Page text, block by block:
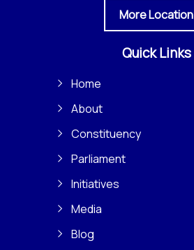
More Location
Quick Links
Home
About
Constituency
Parliament
Initiatives
Media
Blog